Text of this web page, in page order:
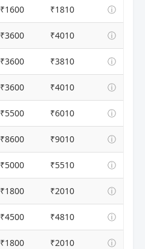
₹1600 ₹1810 ⓘ
₹3600 ₹4010 ⓘ
₹3600 ₹3810 ⓘ
₹3600 ₹4010 ⓘ
₹5500 ₹6010 ⓘ
₹8600 ₹9010 ⓘ
₹5000 ₹5510 ⓘ
₹1800 ₹2010 ⓘ
₹4500 ₹4810 ⓘ
₹1800 ₹2010 ⓘ